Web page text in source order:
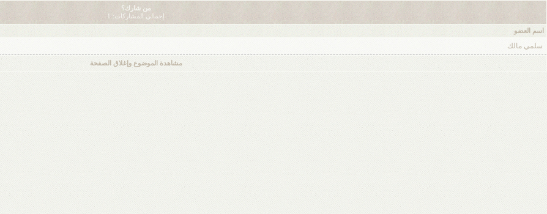
من شارك؟
إجمالي المشاركات: 1
اسم العضو
سلمي مالك
مشاهدة الموضوع وإغلاق الصفحة